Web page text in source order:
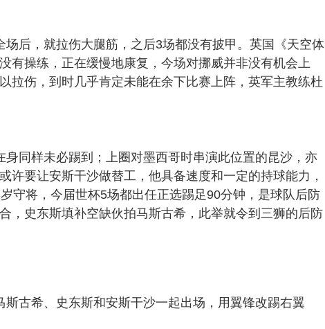
后，就拉伤大腿筋，之后3场都没有披甲。英国《天空体
有操练，正在缓慢地康复，今场对挪威并非没有机会上
拉伤，到时几乎肯定未能在余下比赛上阵，英军主教练杜
同样未必踢到；上圈对墨西哥时串演此位置的昆沙，亦
许要让安斯干沙做替工，他具备速度和一定的持球能力，
守将，今届世杯5场都出任正选踢足90分钟，是球队后防
，史东斯填补空缺伙拍马斯古希，此举就令到三狮的后防
古希、史东斯和安斯干沙一起出场，用翼锋改踢右翼